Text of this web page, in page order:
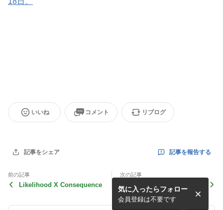
いいね コメント リブログ
記事をシェア 記事を報告する
前の記事
Likelihood X Consequence
次の記事
深刻なことは陽気に伝えるべ
きなんだ
気に入ったらフォロー
会員登録は不要です